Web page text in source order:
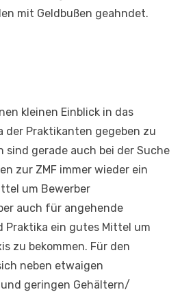
mit Geldbußen geahndet.
kleinen Einblick in das
der Praktikanten gegeben zu
sind gerade auch bei der Suche
zur ZMF immer wieder ein
um Bewerber
auch für angehende
Praktika ein gutes Mittel um
zu bekommen. Für den
neben etwaigen
geringen Gehältern/